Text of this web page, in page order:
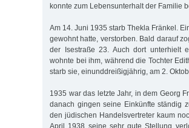
konnte zum Lebensunterhalt der Familie
Am 14. Juni 1935 starb Thekla Fränkel.
gewohnt hatte, verstorben. Bald darauf
der Isestraße 23. Auch dort unterhielt
wohnte bei ihm, während die Tochter
starb sie, einunddreißigjährig, am 2.
1935 war das letzte Jahr, in dem Georg
danach gingen seine Einkünfte ständig
den jüdischen Handelsvertreter kaum
April 1938 seine sehr gute Stellung